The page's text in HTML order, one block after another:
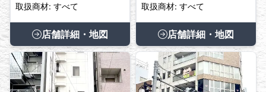
取扱商材: すべて
店舗詳細・地図
取扱商材: すべて
店舗詳細・地図